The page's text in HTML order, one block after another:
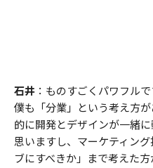
石井 ：ものすごくパワフルで
僕も「分業」という考え方
的に開発とデザインが一緒
思いますし、マーケティン
ブにすべきか」まで考えた